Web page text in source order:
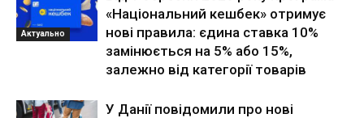
Актуально
«Національний кешбек» отримує
нові правила: єдина ставка 10%
замінюється на 5% або 15%,
залежно від категорії товарів
У Данії повідомили про нові